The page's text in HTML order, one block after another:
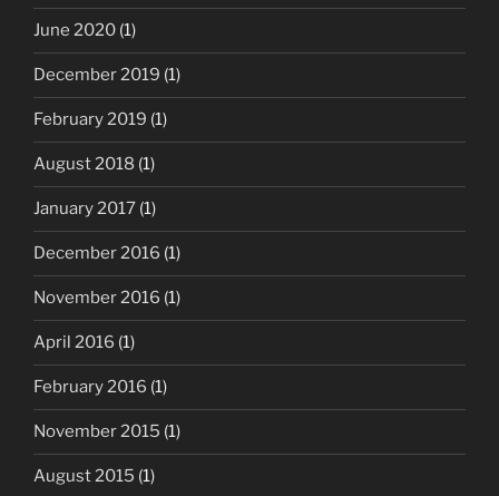
June 2020 (1)
December 2019 (1)
February 2019 (1)
August 2018 (1)
January 2017 (1)
December 2016 (1)
November 2016 (1)
April 2016 (1)
February 2016 (1)
November 2015 (1)
August 2015 (1)